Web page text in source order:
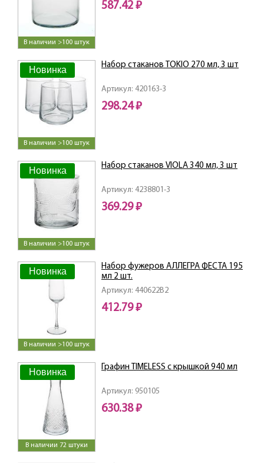
В наличии >100 штук
587.42 ₽
Новинка
В наличии >100 штук
Артикул: 420163-3
Набор стаканов TOKIO 270 мл, 3 шт
298.24 ₽
Новинка
В наличии >100 штук
Артикул: 4238801-3
Набор стаканов VIOLA 340 мл, 3 шт
369.29 ₽
Новинка
В наличии >100 штук
Артикул: 440622B2
Набор фужеров АЛЛЕГРА ФЕСТА 195
мл 2 шт.
412.79 ₽
Новинка
В наличии 72 штуки
Артикул: 950105
Графин TIMELESS с крышкой 940 мл
630.38 ₽